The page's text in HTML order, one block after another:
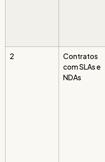
2
Contratos
com SLAs e
NDAs